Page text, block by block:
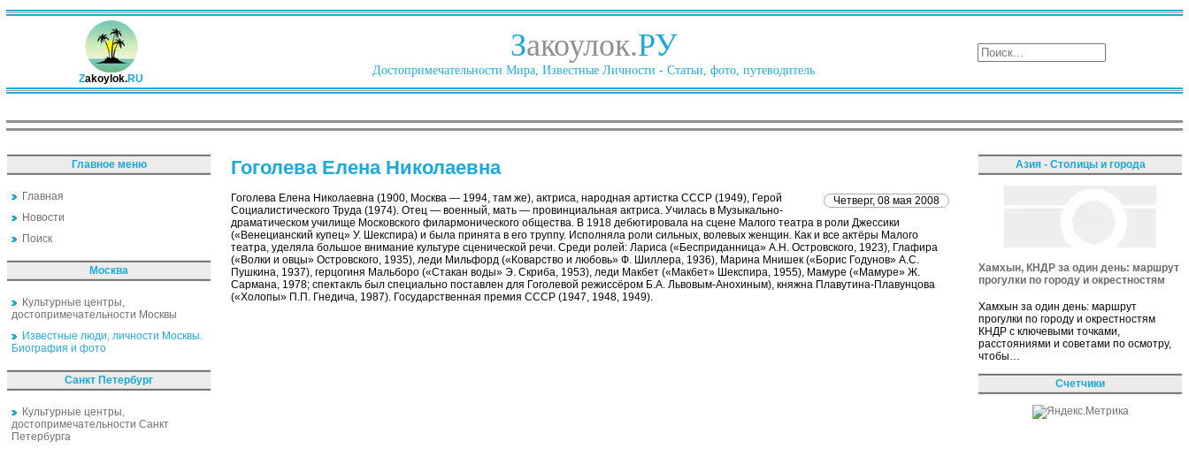
Zakoylok.RU
Закоулок.РУ
Достопримечательности Мира, Известные Личности - Статьи, фото, путеводитель
Главное меню
Главная
Новости
Поиск
Москва
Культурные центры,
достопримечательности Москвы
Известные люди, личности Москвы.
Биография и фото
Санкт Петербург
Культурные центры,
достопримечательности Санкт
Петербурга
Гоголева Елена Николаевна
Четверг, 08 мая 2008
Гоголева Елена Николаевна (1900, Москва — 1994, там же), актриса, народная артистка СССР (1949), Герой
Социалистического Труда (1974). Отец — военный, мать — провинциальная актриса. Училась в Музыкально-
драматическом училище Московского филармонического общества. В 1918 дебютировала на сцене Малого театра в роли Джессики
(«Венецианский купец» У. Шекспира) и была принята в его труппу. Исполняла роли сильных, волевых женщин. Как и все актёры Малого
театра, уделяла большое внимание культуре сценической речи. Среди ролей: Лариса («Бесприданница» А.Н. Островского, 1923), Глафира
(«Волки и овцы» Островского, 1935), леди Мильфорд («Коварство и любовь» Ф. Шиллера, 1936), Марина Мнишек («Борис Годунов» А.С.
Пушкина, 1937), герцогиня Мальборо («Стакан воды» Э. Скриба, 1953), леди Макбет («Макбет» Шекспира, 1955), Мамуре («Мамуре» Ж.
Сармана, 1978; спектакль был специально поставлен для Гоголевой режиссёром Б.А. Львовым-Анохиным), княжна Плавутина-Плавунцова
(«Холопы» П.П. Гнедича, 1987). Государственная премия СССР (1947, 1948, 1949).
Азия - Столицы и города
Хамхын, КНДР за один день: маршрут
прогулки по городу и окрестностям
Хамхын за один день: маршрут
прогулки по городу и окрестностям
КНДР с ключевыми точками,
расстояниями и советами по осмотру,
чтобы…
Счетчики